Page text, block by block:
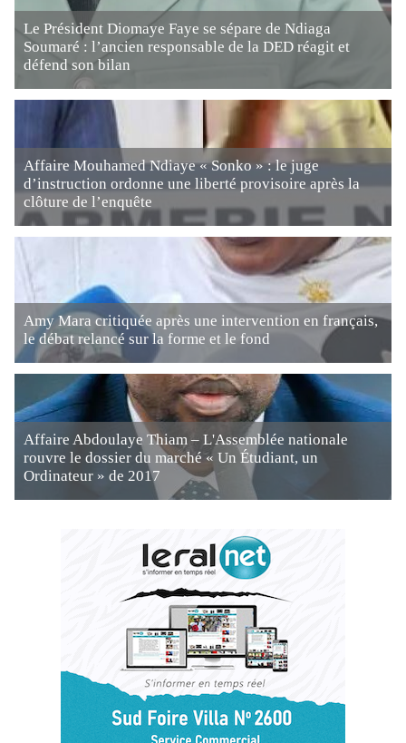
Le Président Diomaye Faye se sépare de Ndiaga
Soumaré : l’ancien responsable de la DED réagit et
défend son bilan
Affaire Mouhamed Ndiaye « Sonko » : le juge
d’instruction ordonne une liberté provisoire après la
clôture de l’enquête
Amy Mara critiquée après une intervention en français,
le débat relancé sur la forme et le fond
Affaire Abdoulaye Thiam – L'Assemblée nationale
rouvre le dossier du marché « Un Étudiant, un
Ordinateur » de 2017